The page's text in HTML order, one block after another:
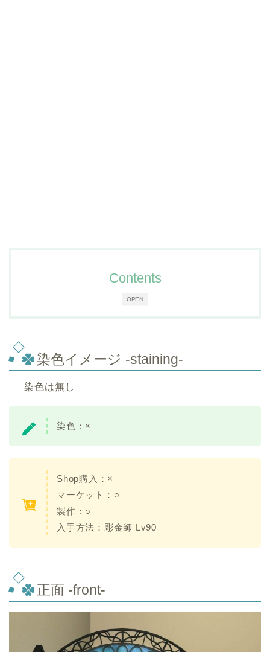
OPEN
Contents
染色イメージ -staining-
染色は無し
染色：×
Shop購入：×
マーケット：○
製作：○
入手方法：彫金師 Lv90
正面 -front-